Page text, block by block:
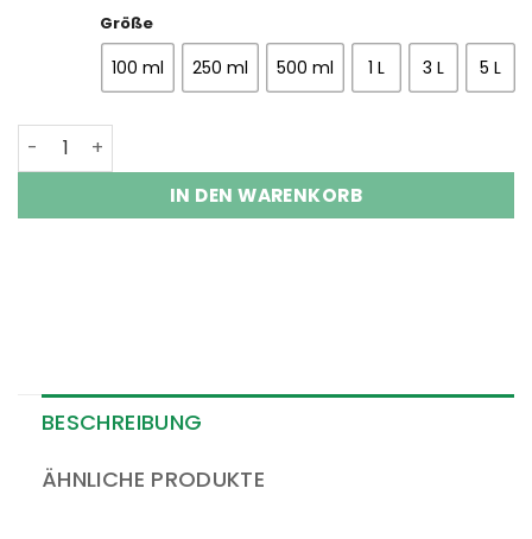
Größe
100 ml 250 ml 500 ml 1 L 3 L 5 L
Calendulaöl nativ BIO Menge
IN DEN WARENKORB
BESCHREIBUNG
ÄHNLICHE PRODUKTE